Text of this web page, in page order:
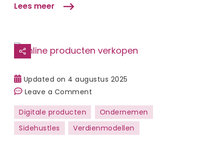
Lees meer
Updated on 4 augustus 2025
Leave a Comment
Online
producten
verkopen
Digitale producten
Ondernemen
Sidehustles
Verdienmodellen